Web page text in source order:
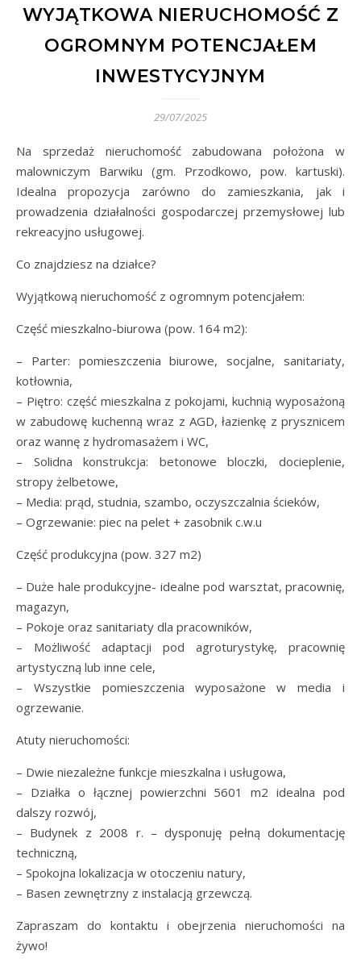
WYJĄTKOWA NIERUCHOMOŚĆ Z
OGROMNYM POTENCJAŁEM
INWESTYCYJNYM
29/07/2025
Na sprzedaż nieruchomość zabudowana położona w
malowniczym Barwiku (gm. Przodkowo, pow. kartuski).
Idealna propozycja zarówno do zamieszkania, jak i
prowadzenia działalności gospodarczej przemysłowej lub
rekreacyjno usługowej.
Co znajdziesz na działce?
Wyjątkową nieruchomość z ogromnym potencjałem:
Część mieszkalno-biurowa (pow. 164 m2):
– Parter: pomieszczenia biurowe, socjalne, sanitariaty,
kotłownia,
– Piętro: część mieszkalna z pokojami, kuchnią wyposażoną
w zabudowę kuchenną wraz z AGD, łazienkę z prysznicem
oraz wannę z hydromasażem i WC,
– Solidna konstrukcja: betonowe bloczki, docieplenie,
stropy żelbetowe,
– Media: prąd, studnia, szambo, oczyszczalnia ścieków,
– Ogrzewanie: piec na pelet + zasobnik c.w.u
Część produkcyjna (pow. 327 m2)
– Duże hale produkcyjne- idealne pod warsztat, pracownię,
magazyn,
– Pokoje oraz sanitariaty dla pracowników,
– Możliwość adaptacji pod agroturystykę, pracownię
artystyczną lub inne cele,
– Wszystkie pomieszczenia wyposażone w media i
ogrzewanie.
Atuty nieruchomości:
– Dwie niezależne funkcje mieszkalna i usługowa,
– Działka o łącznej powierzchni 5601 m2 idealna pod
dalszy rozwój,
– Budynek z 2008 r. – dysponuję pełną dokumentację
techniczną,
– Spokojna lokalizacja w otoczeniu natury,
– Basen zewnętrzny z instalacją grzewczą.
Zapraszam do kontaktu i obejrzenia nieruchomości na
żywo!